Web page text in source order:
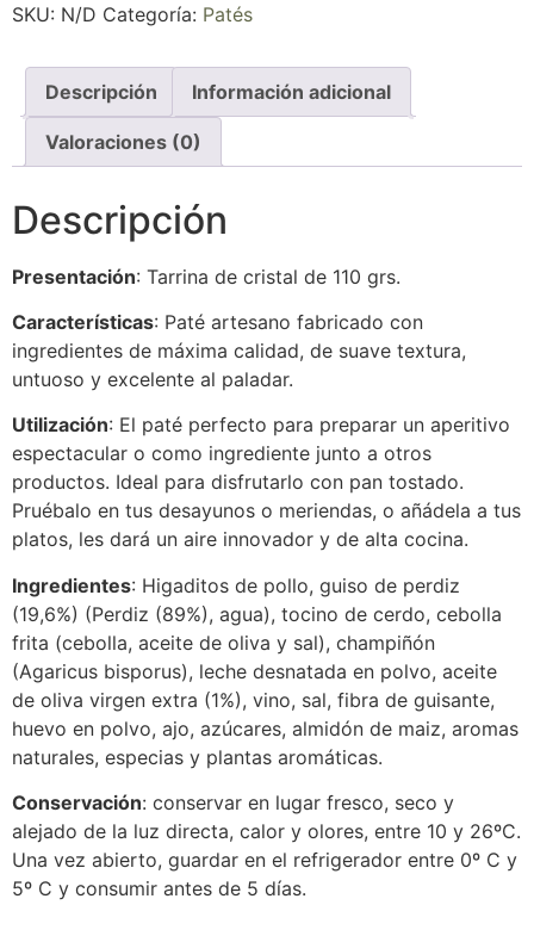
SKU: N/D Categoría: Patés
Descripción Información adicional
Valoraciones (0)
Descripción
Presentación: Tarrina de cristal de 110 grs.
Características: Paté artesano fabricado con
ingredientes de máxima calidad, de suave textura,
untuoso y excelente al paladar.
Utilización: El paté perfecto para preparar un aperitivo
espectacular o como ingrediente junto a otros
productos. Ideal para disfrutarlo con pan tostado.
Pruébalo en tus desayunos o meriendas, o añádela a tus
platos, les dará un aire innovador y de alta cocina.
Ingredientes: Higaditos de pollo, guiso de perdiz
(19,6%) (Perdiz (89%), agua), tocino de cerdo, cebolla
frita (cebolla, aceite de oliva y sal), champiñón
(Agaricus bisporus), leche desnatada en polvo, aceite
de oliva virgen extra (1%), vino, sal, fibra de guisante,
huevo en polvo, ajo, azúcares, almidón de maiz, aromas
naturales, especias y plantas aromáticas.
Conservación: conservar en lugar fresco, seco y
alejado de la luz directa, calor y olores, entre 10 y 26ºC.
Una vez abierto, guardar en el refrigerador entre 0º C y
5º C y consumir antes de 5 días.